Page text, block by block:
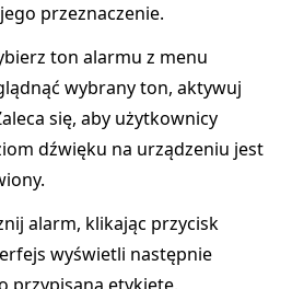
przeznaczenie.
ton alarmu z menu
wybrany ton, aktywuj
się, aby użytkownicy
dźwięku na urządzeniu jest
alarm, klikając przycisk
wyświetli następnie